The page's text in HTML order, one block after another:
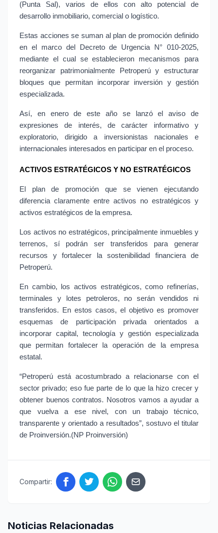
(Punta Sal), varios de ellos con alto potencial de
desarrollo inmobiliario, comercial o logístico.
Estas acciones se suman al plan de promoción definido
en el marco del Decreto de Urgencia N° 010-2025,
mediante el cual se establecieron mecanismos para
reorganizar patrimonialmente Petroperú y estructurar
bloques que permitan incorporar inversión y gestión
especializada.
Así, en enero de este año se lanzó el aviso de
expresiones de interés, de carácter informativo y
exploratorio, dirigido a inversionistas nacionales e
internacionales interesados en participar en el proceso.
ACTIVOS ESTRATÉGICOS Y NO ESTRATÉGICOS
El plan de promoción que se vienen ejecutando
diferencia claramente entre activos no estratégicos y
activos estratégicos de la empresa.
Los activos no estratégicos, principalmente inmuebles y
terrenos, sí podrán ser transferidos para generar
recursos y fortalecer la sostenibilidad financiera de
Petroperú.
En cambio, los activos estratégicos, como refinerías,
terminales y lotes petroleros, no serán vendidos ni
transferidos. En estos casos, el objetivo es promover
esquemas de participación privada orientados a
incorporar capital, tecnología y gestión especializada
que permitan fortalecer la operación de la empresa
estatal.
“Petroperú está acostumbrado a relacionarse con el
sector privado; eso fue parte de lo que la hizo crecer y
obtener buenos contratos. Nosotros vamos a ayudar a
que vuelva a ese nivel, con un trabajo técnico,
transparente y orientado a resultados”, sostuvo el titular
de Proinversión.(NP Proinversión)
Compartir:
Noticias Relacionadas